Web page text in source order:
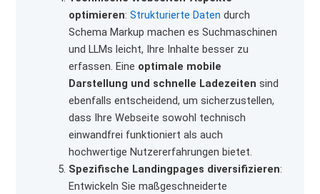
optimieren:Strukturierte Daten durch
Schema Markup machen es Suchmaschinen
und LLMs leicht, Ihre Inhalte besser zu
erfassen. Eine optimale mobile
Darstellung und schnelle Ladezeiten sind
ebenfalls entscheidend, um sicherzustellen,
dass Ihre Webseite sowohl technisch
einwandfrei funktioniert als auch
hochwertige Nutzererfahrungen bietet.
Spezifische Landingpages diversifizieren:
Entwickeln Sie maßgeschneiderte